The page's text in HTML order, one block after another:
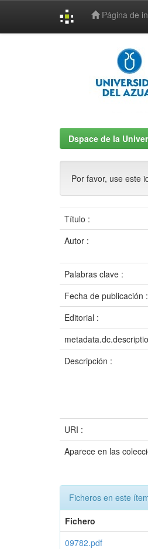
Página de
Dspace de la
Por favor, use este
Título :
Autor :
Palabras clave :
Fecha de publicación :
Editorial :
Descripción :
URI :
Aparece en las
Ficheros en este
Fichero
09782.pdf